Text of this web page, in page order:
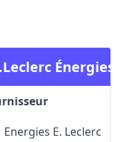
Énergies
Energies E. Leclerc